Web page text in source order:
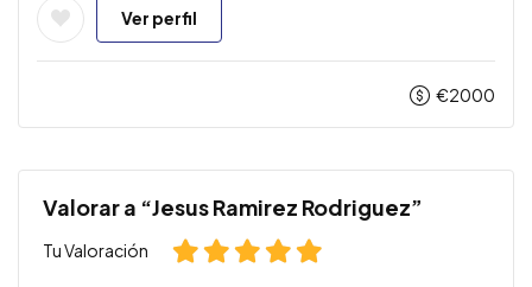
Ver perfil
€2000
Valorar a “Jesus Ramirez Rodriguez”
Tu Valoración